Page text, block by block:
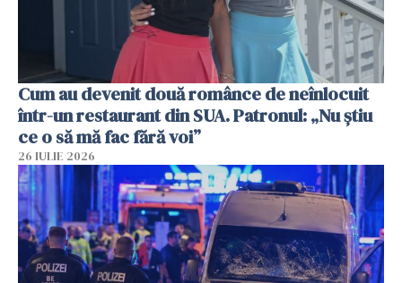
Cum au devenit două românce de neînlocuit
într-un restaurant din SUA. Patronul: „Nu știu
ce o să mă fac fără voi”
26 IULIE 2026